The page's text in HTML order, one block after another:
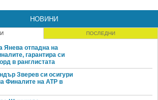
НОВИНИ
ПОСЛЕДНИ
Янева отпадна на
гарантира си
в ранглистата
Зверев си осигури
Финалите на ATP в